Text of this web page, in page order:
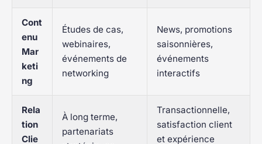
Cont
enu
Mar
keti
ng
Études de cas,
webinaires,
événements de
networking
News, promotions
saisonnières,
événements
interactifs
Rela
tion
Clie
À long terme,
partenariats
Transactionnelle,
satisfaction client
et expérience